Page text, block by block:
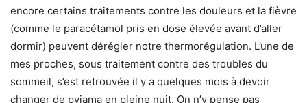
encore certains traitements contre les douleurs et la fièvre
(comme le paracétamol pris en dose élevée avant d’aller
dormir) peuvent dérégler notre thermorégulation. L’une de
mes proches, sous traitement contre des troubles du
sommeil, s’est retrouvée il y a quelques mois à devoir
changer de pyjama en pleine nuit. On n’y pense pas